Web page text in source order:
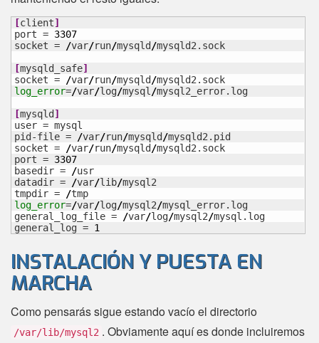
[client]
port = 3307
socket =
/var/run/mysqld /mysqld2.sock
[mysqld_safe]
socket =
/var/run/mysqld /
log_error=/var/log/mysql /mysql2_error.log
[mysqld ]
user = mysql
pid-file =
/var/run/mysqld /mysqld2.pid
socket =
/var/run/mysqld /mysqld2.sock
port = 3307
basedir =
/usr
datadir =
/var/lib/mysql2
tmpdir =
/
log_error=/var/log/mysql2/mysql_error.log
general_log_file =
/var/log/mysql2/mysql.log
general_log = 1
INSTALACIÓN Y PUESTA EN
MARCHA
Como pensarás sigue estando vacío el directorio
/var/lib/mysql2 . Obviamente aquí es donde incluiremos